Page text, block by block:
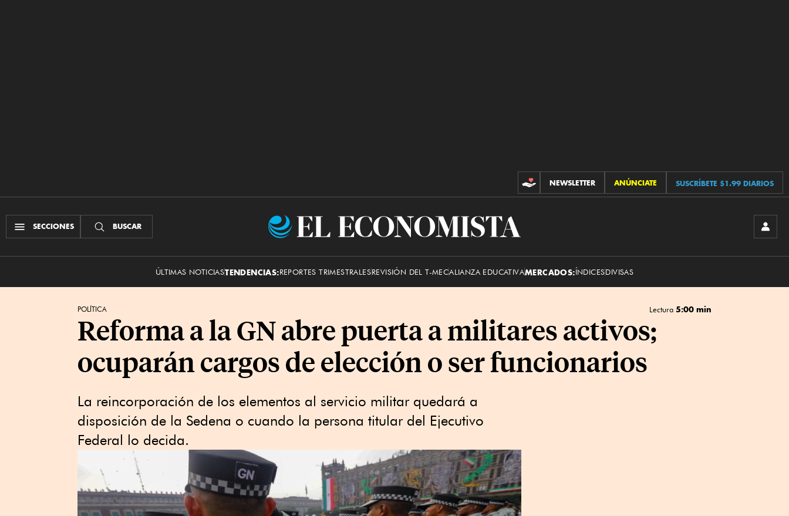
CONTRIBUCIONES
NEWSLETTER ANÚNCIATE SUSCRÍBETE $1.99 DIARIOS
SECCIONES BUSCAR
El
ÚLTIMAS NOTICIASTENDENCIAS:REPORTES TRIMESTRALESREVISIÓN DEL T-MECALIANZA EDUCATIVAMERCADOS:ÍNDICESDIVISAS
POLÍTICA Lectura 5:00 min
Reforma a la GN abre puerta a militares activos;
ocuparán cargos de elección o ser funcionarios
La reincorporación de los elementos al servicio militar quedará a
disposición de la Sedena o cuando la persona titular del Ejecutivo
Federal lo decida.